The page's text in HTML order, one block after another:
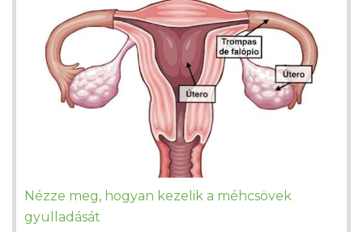
Nézze meg, hogyan kezelik a méhcsövek
gyulladását